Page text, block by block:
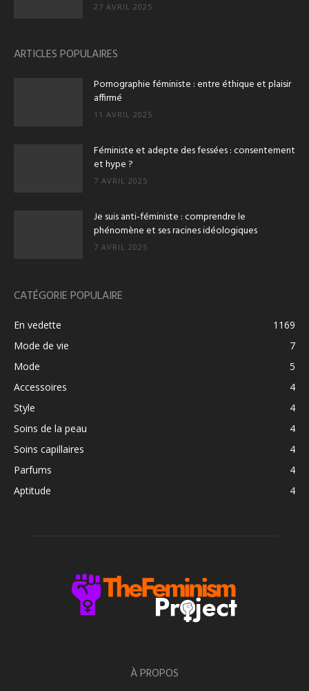
27 AVRIL 2025
ARTICLES POPULAIRES
Pornographie féministe : entre éthique et plaisir
affirmé
11 AVRIL 2025
Féministe et adepte des fessées : consentement
et hype ?
7 AVRIL 2025
Je suis anti‑féministe : comprendre le
phénomène et ses racines idéologiques
7 AVRIL 2025
CATÉGORIE POPULAIRE
En vedette
1169
Mode de vie
7
Mode
5
Accessoires
4
Style
4
Soins de la peau
4
Soins capillaires
4
Parfums
4
Aptitude
4
À PROPOS